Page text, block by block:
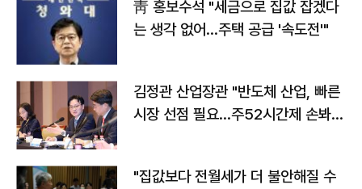
靑 홍보수석 "세금으로 집값 잡겠다
는 생각 없어…주택 공급 '속도전'"
김정관 산업장관 "반도체 산업, 빠른
시장 선점 필요…주52시간제 손봐
"집값보다 전월세가 더 불안해질 수